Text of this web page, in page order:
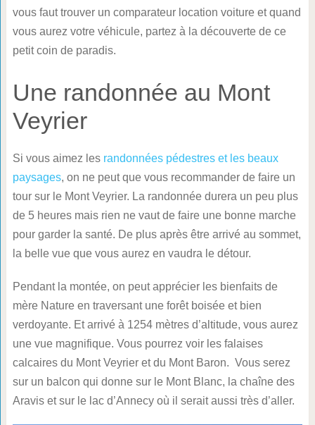
vous faut trouver un comparateur location voiture et quand
vous aurez votre véhicule, partez à la découverte de ce
petit coin de paradis.
Une randonnée au Mont
Veyrier
Si vous aimez les randonnées pédestres et les beaux
paysages, on ne peut que vous recommander de faire un
tour sur le Mont Veyrier. La randonnée durera un peu plus
de 5 heures mais rien ne vaut de faire une bonne marche
pour garder la santé. De plus après être arrivé au sommet,
la belle vue que vous aurez en vaudra le détour.
Pendant la montée, on peut apprécier les bienfaits de
mère Nature en traversant une forêt boisée et bien
verdoyante. Et arrivé à 1254 mètres d’altitude, vous aurez
une vue magnifique. Vous pourrez voir les falaises
calcaires du Mont Veyrier et du Mont Baron. Vous serez
sur un balcon qui donne sur le Mont Blanc, la chaîne des
Aravis et sur le lac d’Annecy où il serait aussi très d’aller.